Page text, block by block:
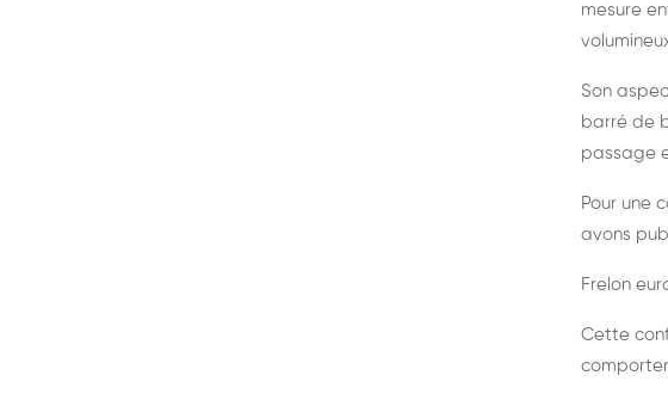
mesure
Son
barré de
passage
Pour une
avons
Frelon
Cette